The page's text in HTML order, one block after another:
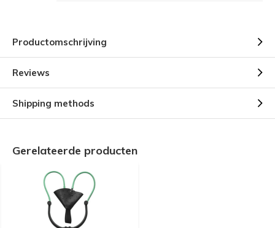
Productomschrijving
Reviews
Shipping methods
Gerelateerde producten